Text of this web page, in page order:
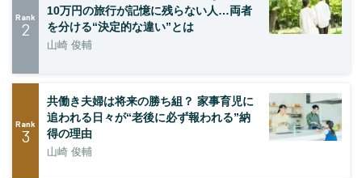
Rank
2
10万円の旅行が記憶に残らない人…両者
を分ける“決定的な違い”とは
山崎 俊輔
Rank
3
共働き夫婦は将来の勝ち組？ 家事育児に
追われる日々が“老後に必ず報われる”納
得の理由
山崎 俊輔